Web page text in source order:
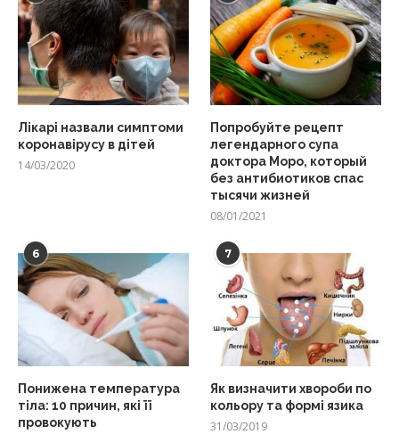
Лікарі назвали симптоми
коронавірусу в дітей
14/03/2020
Попробуйте рецепт
легендарного супа
доктора Моро, который
без антибиотиков спас
тысячи жизней
08/01/2021
6
Понижена температура
тіла: 10 причин, які її
провокують
7
Як визначити хвороби по
кольору та формі язика
31/03/2019